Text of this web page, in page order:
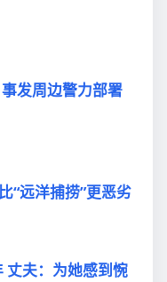
发周边警力部署
“远洋捕捞”更恶劣
丈夫：为她感到惋